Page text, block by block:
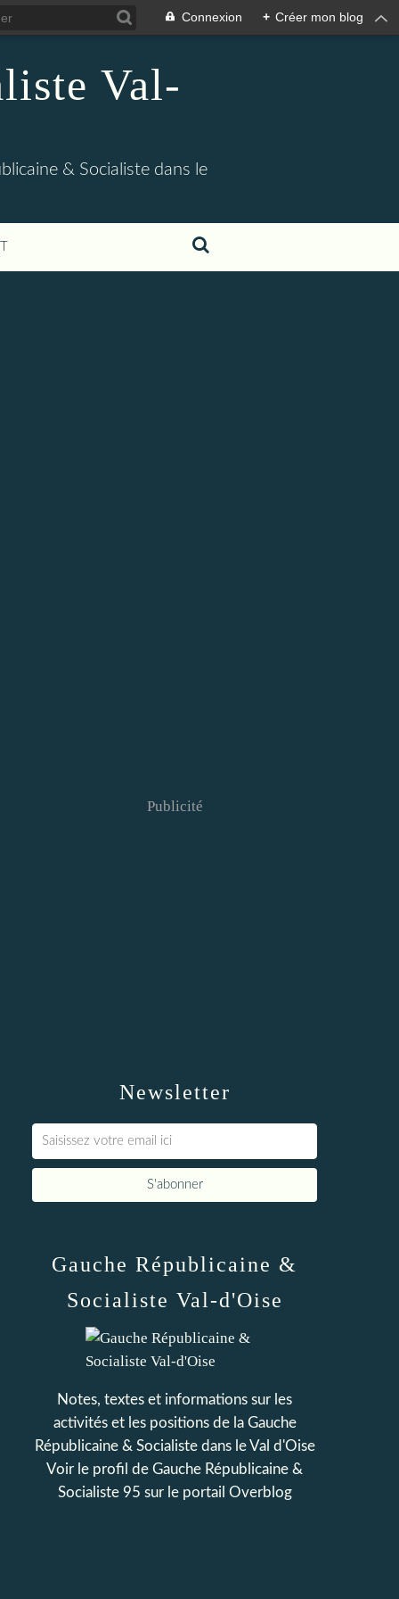
Connexion + Créer mon blog
Val-
& Socialiste dans le
Newsletter
Publicité
Gauche Républicaine &
Socialiste Val-d'Oise
Notes, textes et informations sur les
activités et les positions de la Gauche
Républicaine & Socialiste dans le Val d'Oise
Voir le profil de Gauche Républicaine &
Socialiste 95 sur le portail Overblog